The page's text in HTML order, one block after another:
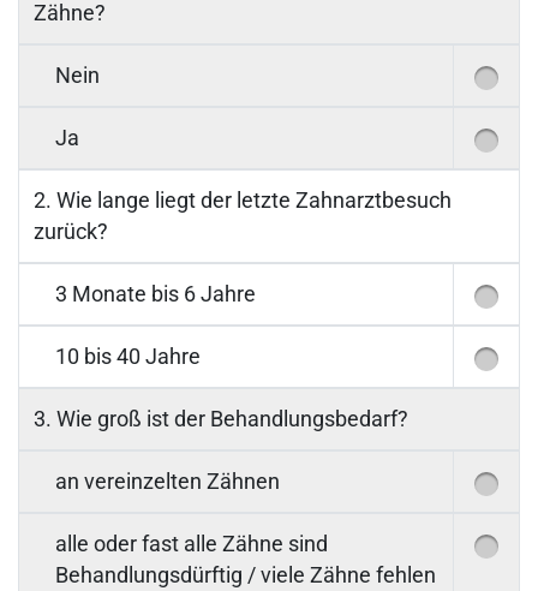
Zähne?
Nein
Ja
2. Wie lange liegt der letzte Zahnarztbesuch
zurück?
3 Monate bis 6 Jahre
10 bis 40 Jahre
3. Wie groß ist der Behandlungsbedarf?
an vereinzelten Zähnen
alle oder fast alle Zähne sind
Behandlungsdürftig / viele Zähne fehlen